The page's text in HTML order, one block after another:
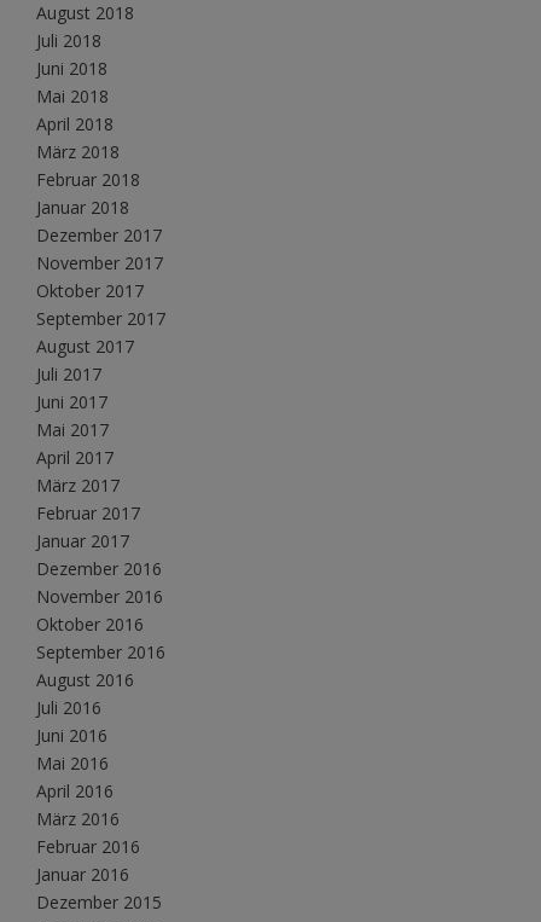
August 2018
Juli 2018
Juni 2018
Mai 2018
April 2018
März 2018
Februar 2018
Januar 2018
Dezember 2017
November 2017
Oktober 2017
September 2017
August 2017
Juli 2017
Juni 2017
Mai 2017
April 2017
März 2017
Februar 2017
Januar 2017
Dezember 2016
November 2016
Oktober 2016
September 2016
August 2016
Juli 2016
Juni 2016
Mai 2016
April 2016
März 2016
Februar 2016
Januar 2016
Dezember 2015